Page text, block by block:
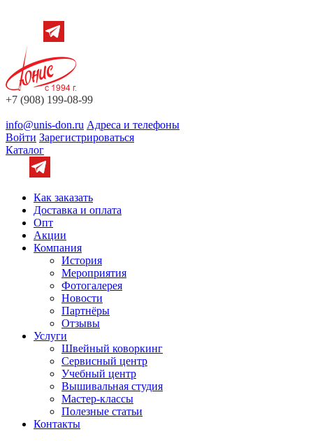
+7 (908) 199-08-99
info@unis-don.ru Адреса и телефоны
Войти Зарегистрироваться
Каталог
Как заказать
Доставка и оплата
Опт
Акции
Компания
История
Мероприятия
Фотогалерея
Новости
Партнёры
Отзывы
Услуги
Швейный коворкинг
Сервисный центр
Учебный центр
Вышивальная студия
Мастер-классы
Полезные статьи
Контакты